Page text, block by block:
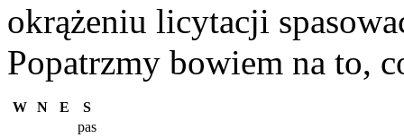
okrążeniu licytacji
Popatrzmy bowiem na to,
W N E
S
pas